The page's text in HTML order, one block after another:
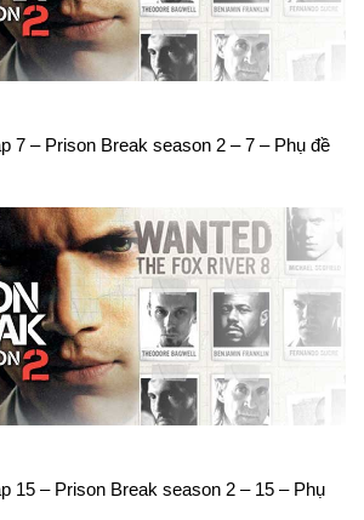
7 – Prison Break season 2 – 7 – Phụ đề
15 – Prison Break season 2 – 15 – Phụ